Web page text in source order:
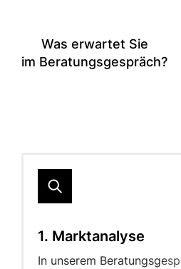
Was erwartet Sie
im Beratungsgespräch?
1. Marktanalyse
In unserem